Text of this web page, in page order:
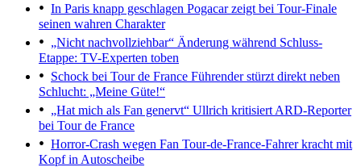
In Paris knapp geschlagen Pogacar zeigt bei Tour-Finale
seinen wahren Charakter
„Nicht nachvollziehbar“ Änderung während Schluss-
Etappe: TV-Experten toben
Schock bei Tour de France Führender stürzt direkt neben
Schlucht: „Meine Güte!“
„Hat mich als Fan genervt“ Ullrich kritisiert ARD-Reporter
bei Tour de France
Horror-Crash wegen Fan Tour-de-France-Fahrer kracht mit
Kopf in Autoscheibe